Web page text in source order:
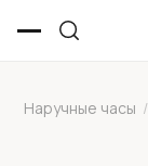
Наручные часы /